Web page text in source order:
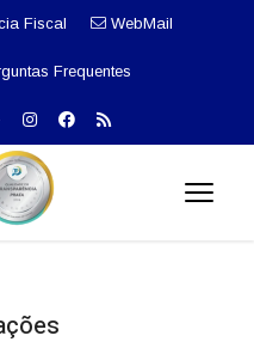
Fiscal WebMail
Frequentes